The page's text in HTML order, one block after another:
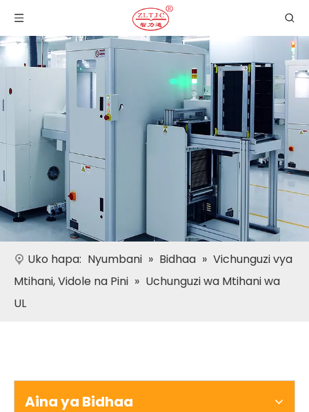
Uko hapa: Nyumbani » Bidhaa » Vichunguzi vya
Mtihani, Vidole na Pini » Uchunguzi wa Mtihani wa
UL
Aina ya Bidhaa